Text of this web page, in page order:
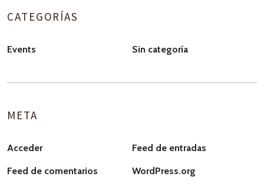
CATEGORÍAS
Events Sin categoría
META
Acceder Feed de entradas
Feed de comentarios WordPress.org